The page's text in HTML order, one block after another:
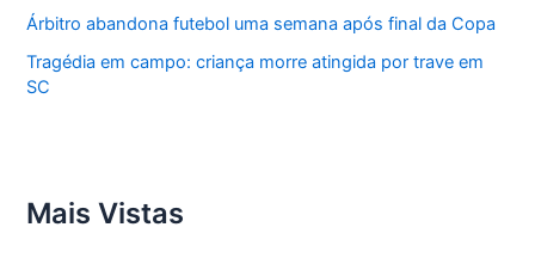
Árbitro abandona futebol uma semana após final da Copa
Tragédia em campo: criança morre atingida por trave em
SC
Mais Vistas